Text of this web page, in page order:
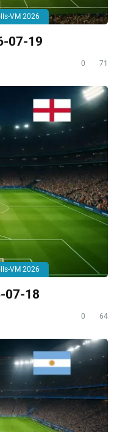
VM 2026
07-19
0 71
VM 2026
07-18
0 64